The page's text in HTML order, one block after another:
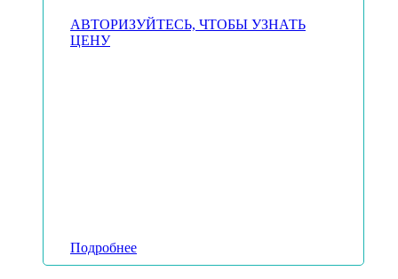
АВТОРИЗУЙТЕСЬ, ЧТОБЫ УЗНАТЬ
ЦЕНУ
Подробнее